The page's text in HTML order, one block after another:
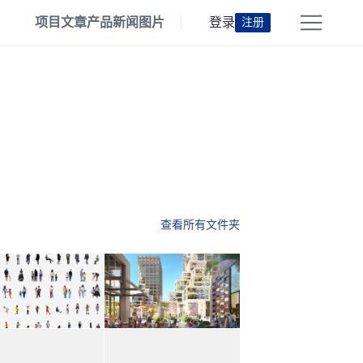
项目文章产品新闻 图片 登录 注册
查看所有文件夹